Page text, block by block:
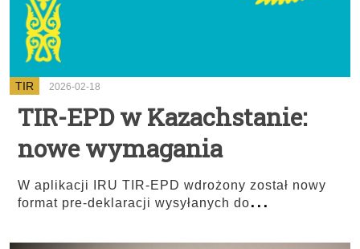
TIR 2026-02-18
TIR-EPD w Kazachstanie:
nowe wymagania
W aplikacji IRU TIR-EPD wdrożony został nowy
format pre-deklaracji wysyłanych do...